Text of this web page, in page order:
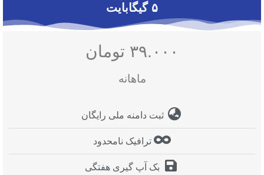
۵ گیگابایت
۳۹.۰۰۰ تومان
ماهانه
ثبت دامنه ملی رایگان
ترافیک نامحدود
بک آپ گیری هفتگی